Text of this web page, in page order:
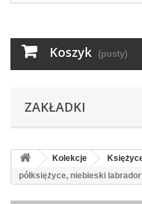
Koszyk (pusty)
ZAKŁADKI
Kolekcje
półksiężyce, niebieski